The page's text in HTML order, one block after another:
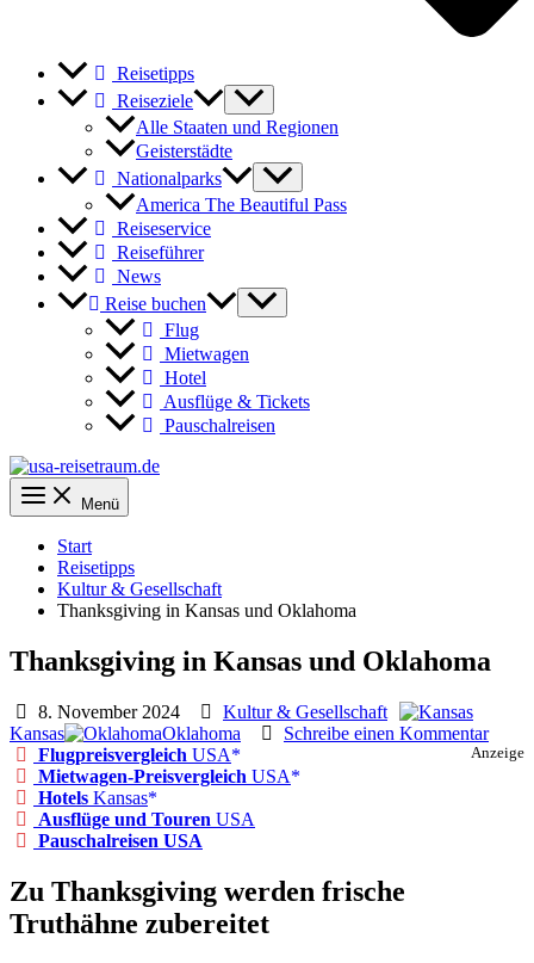
Reisetipps
Reiseziele
Alle Staaten und Regionen
Geisterstädte
Nationalparks
America The Beautiful Pass
Reiseservice
Reiseführer
News
Reise buchen
Flug
Mietwagen
Hotel
Ausflüge & Tickets
Pauschalreisen
Menü
Start
Reisetipps
Kultur & Gesellschaft
Thanksgiving in Kansas und Oklahoma
Thanksgiving in Kansas und Oklahoma
8. November 2024
Kultur & Gesellschaft
Kansas
Oklahoma Schreibe einen Kommentar
Anzeige
Flugpreisvergleich USA
Mietwagen-Preisvergleich USA
Hotels Kansas
Ausflüge und Touren USA
Pauschalreisen USA
Zu Thanksgiving werden frische
Truthähne zubereitet